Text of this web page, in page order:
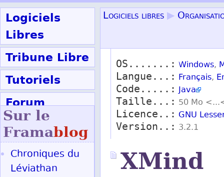
Logiciels
Libres
Tribune Libre
Tutoriels
Forum
Participer
Logiciels libres ▶
OS.......: Windows,
Langue...: Français,
Code.....: Java
Taille...: 50 Mo
Licence..: GNU
Version..: 3.2.1
XMind
Sur le
Framablog
Chroniques du
Léviathan